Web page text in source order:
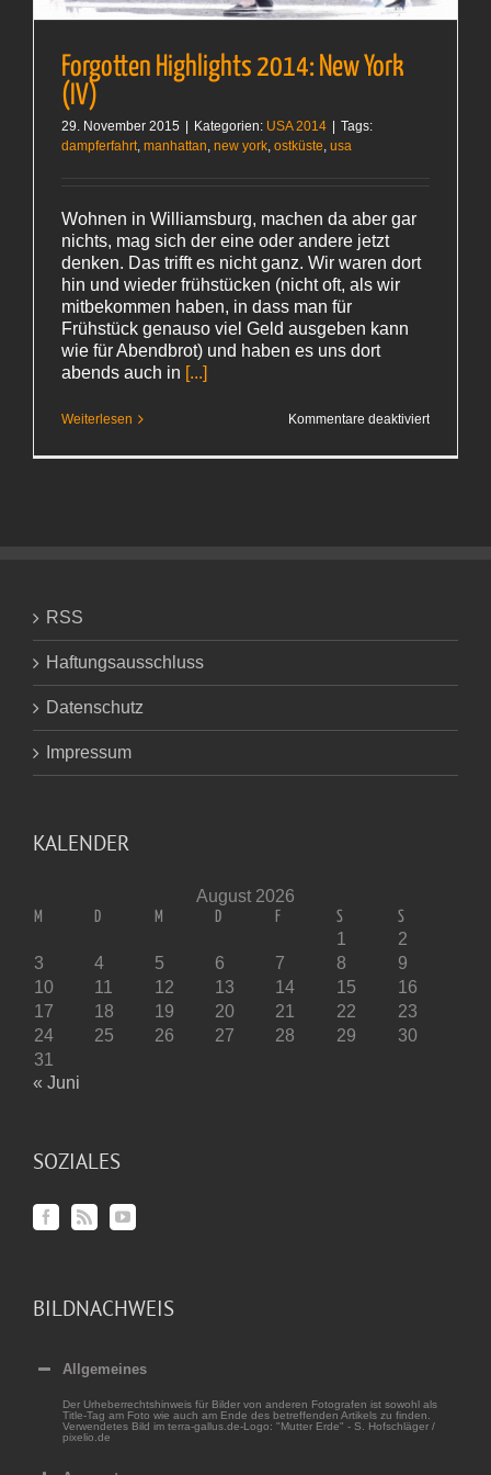
Forgotten Highlights 2014: New York
(IV)
29. November 2015 Kategorien: USA 2014
Tags:
dampferfahrt, manhattan, new york, ostküste, usa
Wohnen in Williamsburg, machen da aber gar
nichts, mag sich der eine oder andere jetzt
denken. Das trifft es nicht ganz. Wir waren dort
hin und wieder frühstücken (nicht oft, als wir
mitbekommen haben, in dass man für
Frühstück genauso viel Geld ausgeben kann
wie für Abendbrot) und haben es uns dort
abends auch in [...]
Weiterlesen Kommentare deaktiviertfür
RSS
Haftungsausschluss
Datenschutz
Impressum
KALENDER
August 2026
M D M D F S S
1
2
3
4 5 6 7 8
9
10
11 12 13 14 15
16
17
18 19 20 21 22
23
24
25 26 27 28 29
30
31
« Juni
SOZIALES
BILDNACHWEIS
Allgemeines
Der Urheberrechtshinweis für Bilder von anderen Fotografen ist sowohl als
Title-Tag am Foto wie auch am Ende des betreffenden Artikels zu finden.
Verwendetes Bild im terra-gallus.de-Logo: "Mutter Erde" - S. Hofschläger /
pixelio.de